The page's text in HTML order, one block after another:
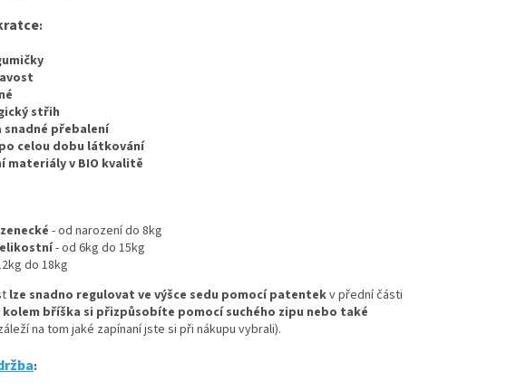
:
střih
snadné přebalení
celou dobu látkování
materiály v BIO kvalitě
- od narození do 8kg
- od 6kg do 15kg
do 18kg
lze snadno regulovat ve výšce sedu pomocí patentekv přední části
bříška si přizpůsobíte pomocí suchého zipu nebo také
na tom jaké zapínaní jste si při nákupu vybrali).
: